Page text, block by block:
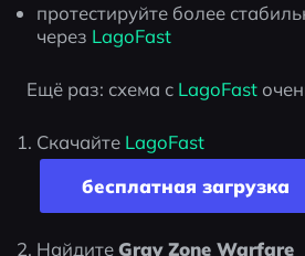
протестируйте более
через LagoFast
Ещё раз: схема с LagoFast
Скачайте LagoFast
бесплатная загрузка
Найдите Gray Zone Warfare